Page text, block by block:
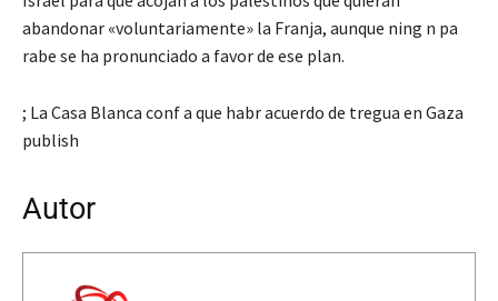
abandonar «voluntariamente» la Franja, aunque ning n pa
rabe se ha pronunciado a favor de ese plan.
; La Casa Blanca conf a que habr acuerdo de tregua en Gaza
publish
Autor